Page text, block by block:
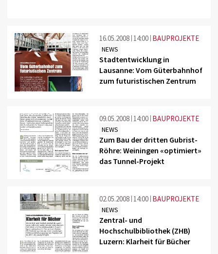
16.05.2008 14:00 BAUPROJEKTE
NEWS
Stadtentwicklung in
Lausanne: Vom Güterbahnhof
zum futuristischen Zentrum
09.05.2008 14:00 BAUPROJEKTE
NEWS
Zum Bau der dritten Gubrist-
Röhre: Weiningen «optimiert»
das Tunnel-Projekt
02.05.2008 14:00 BAUPROJEKTE
NEWS
Zentral- und
Hochschulbibliothek (ZHB)
Luzern: Klarheit für Bücher